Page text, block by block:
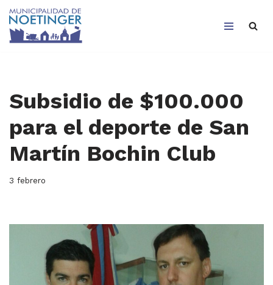
Saltar
Subsidio de $100.000
para el deporte de San
Martín Bochin Club
3 febrero